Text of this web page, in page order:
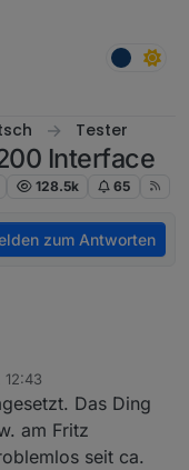
Tester
Interface
128.5k 65
zum Antworten
der LAN nur für die
auch in der
denke der LAN
oder..
ist die bevorzugte
12:43
Das Ding
am Fritz
seit ca.